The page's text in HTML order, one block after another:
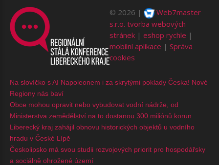
© 2026
Web7master
s.r.o. tvorba webových
stránek | eshop rychle |
mobilní aplikace | Správa
cookies
Na slovíčko s AI Napoleonem i za skrytými poklady Česka! Nové
Regiony nás baví
Obce mohou opravit nebo vybudovat vodní nádrže, od
Ministerstva zemědělství na to dostanou 300 miliónů korun
Liberecký kraj zahájil obnovu historických objektů u vodního
hradu v České Lípě
Českolipsko má svou studii rozvojových priorit pro hospodářsky
a sociálně ohrožené území